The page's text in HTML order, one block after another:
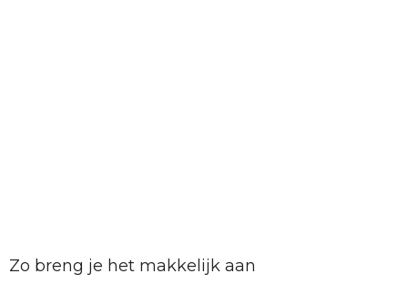
Zo breng je het makkelijk aan